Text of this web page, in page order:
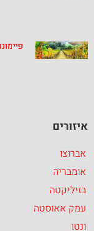
איזורים
אברוצו
אומבריה
בזיליקטה
עמק אאוסטה
ונטו